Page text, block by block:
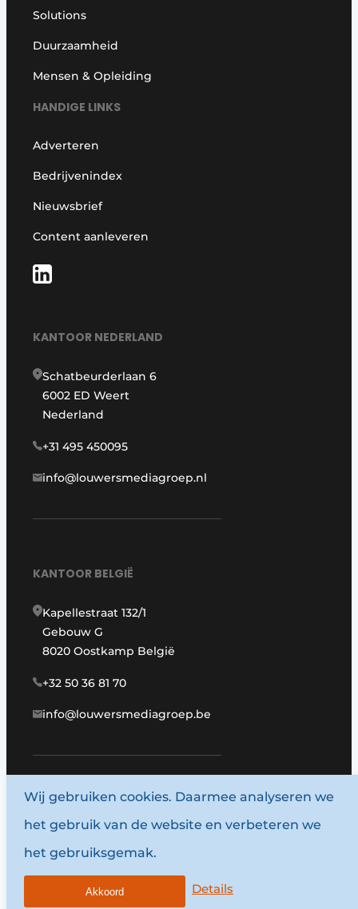
Solutions
Duurzaamheid
Mensen & Opleiding
HANDIGE LINKS
Adverteren
Bedrijvenindex
Nieuwsbrief
Content aanleveren
KANTOOR NEDERLAND
Schatbeurderlaan 6
6002 ED Weert
Nederland
+31 495 450095
info@louwersmediagroep.nl
KANTOOR BELGIË
Kapellestraat 132/1
Gebouw G
8020 Oostkamp België
+32 50 36 81 70
info@louwersmediagroep.be
www.louwersmediagroep.com
© 1987 - 2026 Louwersmediagroep.
Algemene voorwaarden
Wij gebruiken cookies. Daarmee analyseren we
het gebruik van de website en verbeteren we
het gebruiksgemak.
Details
Akkoord